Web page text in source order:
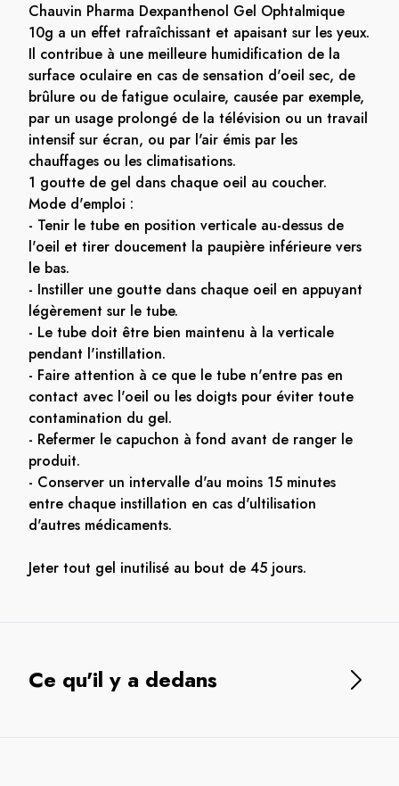
Chauvin Pharma Dexpanthenol Gel Ophtalmique
10g a un effet rafraîchissant et apaisant sur les yeux.
Il contribue à une meilleure humidification de la
surface oculaire en cas de sensation d'oeil sec, de
brûlure ou de fatigue oculaire, causée par exemple,
par un usage prolongé de la télévision ou un travail
intensif sur écran, ou par l'air émis par les
chauffages ou les climatisations.
1 goutte de gel dans chaque oeil au coucher.
Mode d'emploi :
- Tenir le tube en position verticale au-dessus de
l'oeil et tirer doucement la paupière inférieure vers
le bas.
- Instiller une goutte dans chaque oeil en appuyant
légèrement sur le tube.
- Le tube doit être bien maintenu à la verticale
pendant l'instillation.
- Faire attention à ce que le tube n'entre pas en
contact avec l'oeil ou les doigts pour éviter toute
contamination du gel.
- Refermer le capuchon à fond avant de ranger le
produit.
- Conserver un intervalle d'au moins 15 minutes
entre chaque instillation en cas d'ultilisation
d'autres médicaments.
Jeter tout gel inutilisé au bout de 45 jours.
Ce qu'il y a dedans